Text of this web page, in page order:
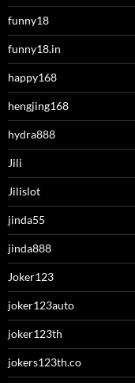
funny18
funny18.in
happy168
hengjing168
hydra888
Jili
Jilislot
jinda55
jinda888
Joker123
joker123auto
joker123th
jokers123th.co